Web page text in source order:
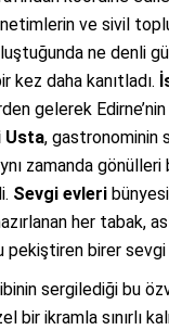
ve sivil
ne denli
kez daha kanıtladı.
gelerek
Usta, gastronominin
zamanda
Sevgi evleri
her tabak,
pekiştiren birer sevgi
sergilediği bu
bir ikramla sınırlı